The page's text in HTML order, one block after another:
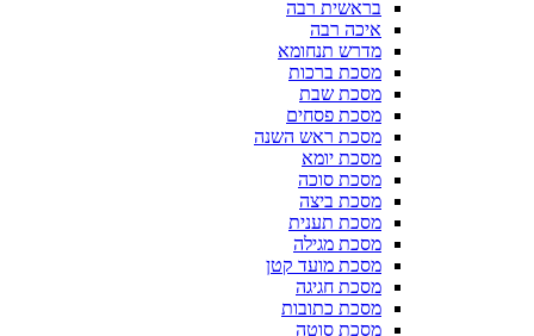
בראשית רבה
איכה רבה
מדרש תנחומא
מסכת ברכות
מסכת שבת
מסכת פסחים
מסכת ראש השנה
מסכת יומא
מסכת סוכה
מסכת ביצה
מסכת תענית
מסכת מגילה
מסכת מועד קטן
מסכת חגיגה
מסכת כתובות
מסכת סוטה